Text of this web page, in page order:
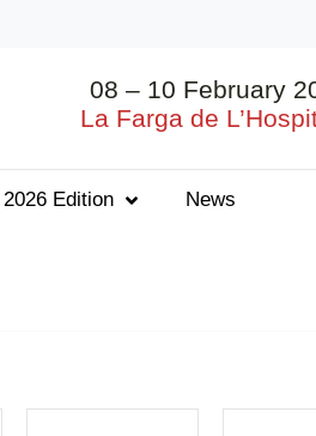
08 – 10 February
La Farga de
2026 Edition News